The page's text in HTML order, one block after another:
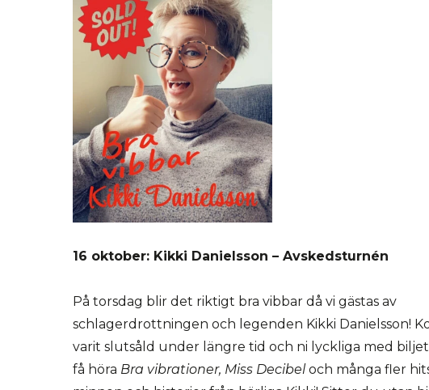
16 oktober: Kikki Danielsson – Avskedsturnén
På torsdag blir det riktigt bra vibbar då vi gästas av
schlagerdrottningen och legenden Kikki Danielsson!
varit slutsåld under längre tid och ni lyckliga med
få höra Bra vibrationer, Miss Decibeloch många fler